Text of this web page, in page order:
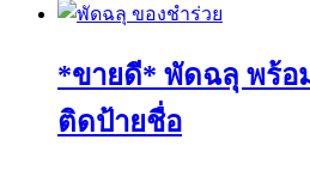
*ขายดี* พัดฉลุ พร้อ
ติดป้ายชื่อ